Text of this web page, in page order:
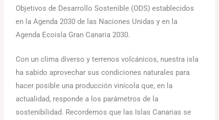
Objetivos de Desarrollo Sostenible (ODS) establecidos
en la Agenda 2030 de las Naciones Unidas y en la
Agenda Ecoisla Gran Canaria 2030.
Con un clima diverso y terrenos volcánicos, nuestra isla
ha sabido aprovechar sus condiciones naturales para
hacer posible una producción vinícola que, en la
actualidad, responde a los parámetros de la
sostenibilidad. Recordemos que las Islas Canarias se